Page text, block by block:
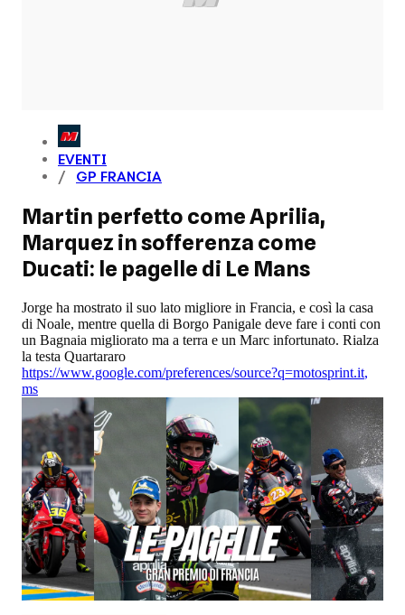
EVENTI
GP FRANCIA
Martin perfetto come Aprilia,
Marquez in sofferenza come
Ducati: le pagelle di Le Mans
Jorge ha mostrato il suo lato migliore in Francia, e così la casa
di Noale, mentre quella di Borgo Panigale deve fare i conti con
un Bagnaia migliorato ma a terra e un Marc infortunato. Rialza
la testa Quartararo
https://www.google.com/preferences/source?q=motosprint.it,
ms